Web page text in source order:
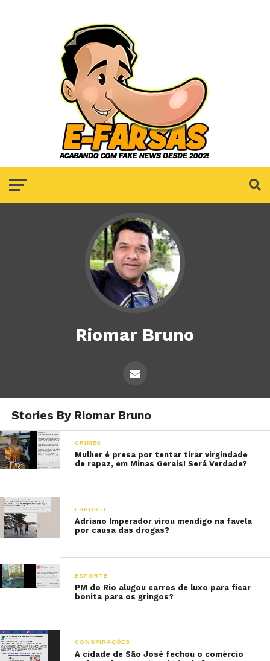
Riomar Bruno
Stories By Riomar Bruno
CRIMES
Mulher é presa por tentar tirar virgindade
de rapaz, em Minas Gerais! Será Verdade?
ESPORTE
Adriano Imperador virou mendigo na favela
por causa das drogas?
ESPORTE
PM do Rio alugou carros de luxo para ficar
bonita para os gringos?
CONSPIRAÇÕES
A cidade de São José fechou o comércio